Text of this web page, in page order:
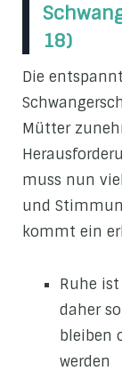
18)
Die
Mütter
muss nun
und
kommt ein
Ruhe
daher
bleiben
werden